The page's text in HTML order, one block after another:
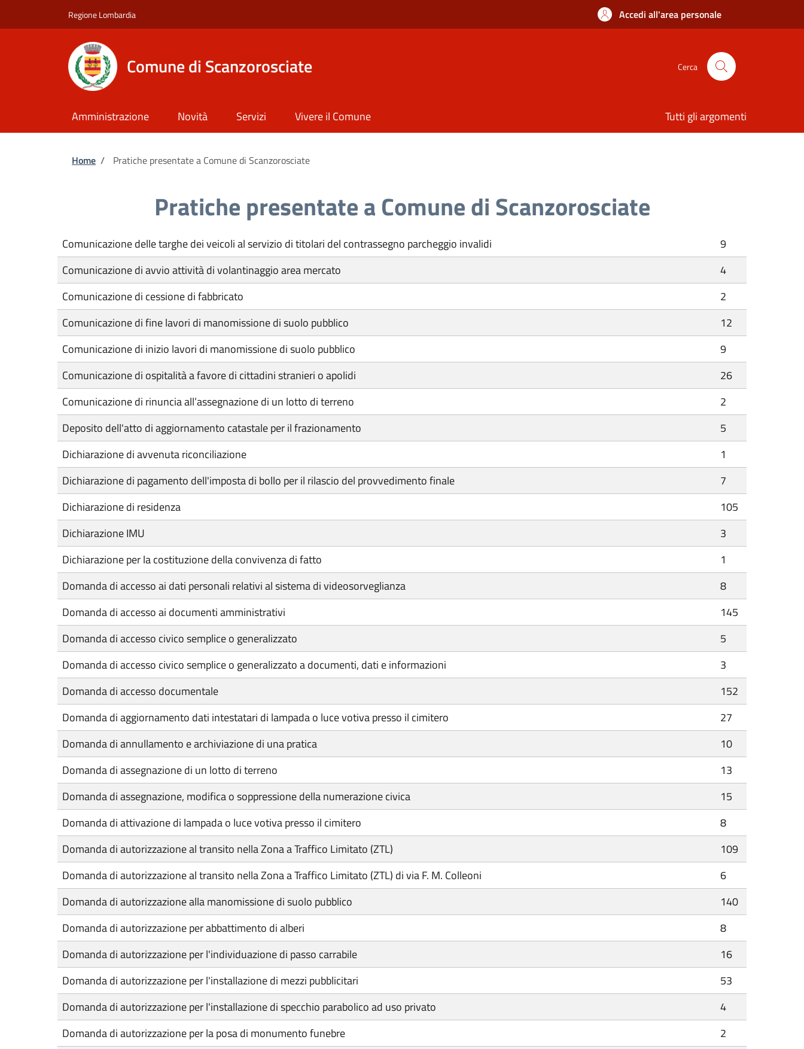
Regione Lombardia Accedi all'area personale
Comune di Scanzorosciate Cerca
Amministrazione Novità Servizi Vivere il Comune Tutti gli argomenti
Briciole di pane
Home / Pratiche presentate a Comune di Scanzorosciate
Pratiche presentate a Comune di Scanzorosciate
Comunicazione delle targhe dei veicoli al servizio di titolari del contrassegno parcheggio invalidi
9
Comunicazione di avvio attività di volantinaggio area mercato
4
Comunicazione di cessione di fabbricato
2
Comunicazione di fine lavori di manomissione di suolo pubblico
12
Comunicazione di inizio lavori di manomissione di suolo pubblico
9
Comunicazione di ospitalità a favore di cittadini stranieri o apolidi
26
Comunicazione di rinuncia all’assegnazione di un lotto di terreno
2
Deposito dell'atto di aggiornamento catastale per il frazionamento
5
Dichiarazione di avvenuta riconciliazione
1
Dichiarazione di pagamento dell'imposta di bollo per il rilascio del provvedimento finale
7
Dichiarazione di residenza
105
Dichiarazione IMU
3
Dichiarazione per la costituzione della convivenza di fatto
1
Domanda di accesso ai dati personali relativi al sistema di videosorveglianza
8
Domanda di accesso ai documenti amministrativi
145
Domanda di accesso civico semplice o generalizzato
5
Domanda di accesso civico semplice o generalizzato a documenti, dati e informazioni
3
Domanda di accesso documentale
152
Domanda di aggiornamento dati intestatari di lampada o luce votiva presso il cimitero
27
Domanda di annullamento e archiviazione di una pratica
10
Domanda di assegnazione di un lotto di terreno
13
Domanda di assegnazione, modifica o soppressione della numerazione civica
15
Domanda di attivazione di lampada o luce votiva presso il cimitero
8
Domanda di autorizzazione al transito nella Zona a Traffico Limitato (ZTL)
109
Domanda di autorizzazione al transito nella Zona a Traffico Limitato (ZTL) di via F. M. Colleoni
6
Domanda di autorizzazione alla manomissione di suolo pubblico
140
Domanda di autorizzazione per abbattimento di alberi
8
Domanda di autorizzazione per l'individuazione di passo carrabile
16
Domanda di autorizzazione per l'installazione di mezzi pubblicitari
53
Domanda di autorizzazione per l'installazione di specchio parabolico ad uso privato
4
Domanda di autorizzazione per la posa di monumento funebre
2